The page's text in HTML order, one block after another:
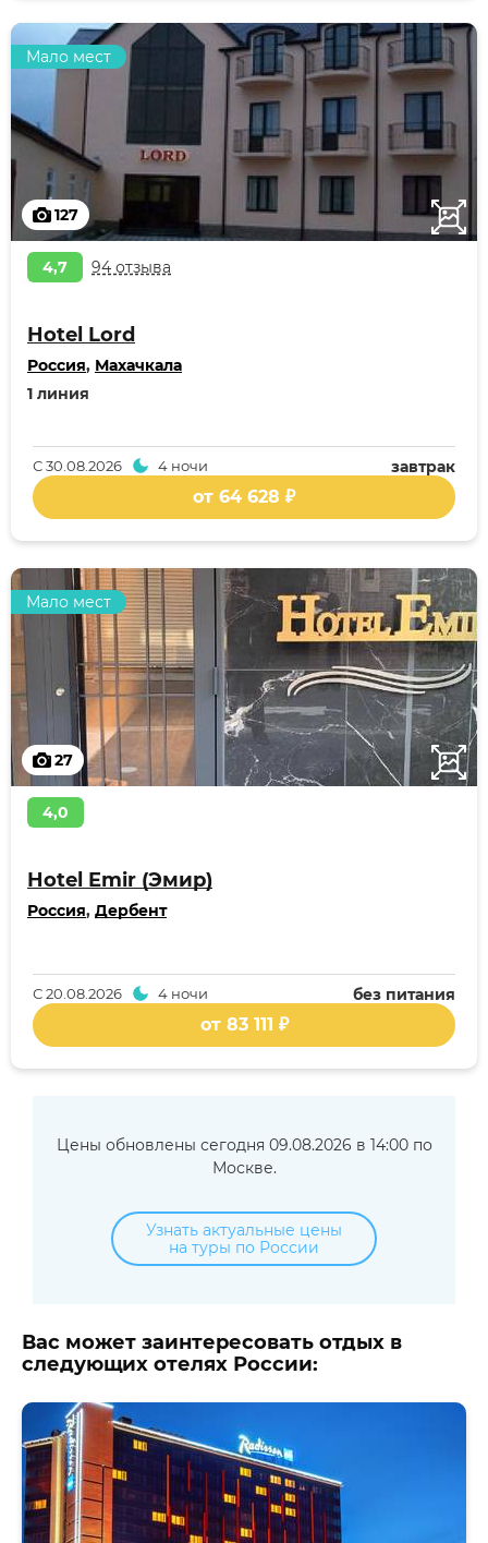
127
Мало мест
4,7 94 отзыва
Hotel Lord
Россия, Махачкала
1 линия
завтрак
С30.08.2026 4 ночи
от 64 628 ₽
27
Мало мест
4,0
Hotel Emir (Эмир)
Россия, Дербент
без питания
С20.08.2026 4 ночи
от 83 111 ₽
Цены обновлены сегодня 09.08.2026 в 14:00 по
Москве.
Узнать актуальные цены
на туры по России
Вас может заинтересовать отдых в
следующих отелях России: